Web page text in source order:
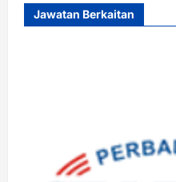
Jawatan Berkaitan